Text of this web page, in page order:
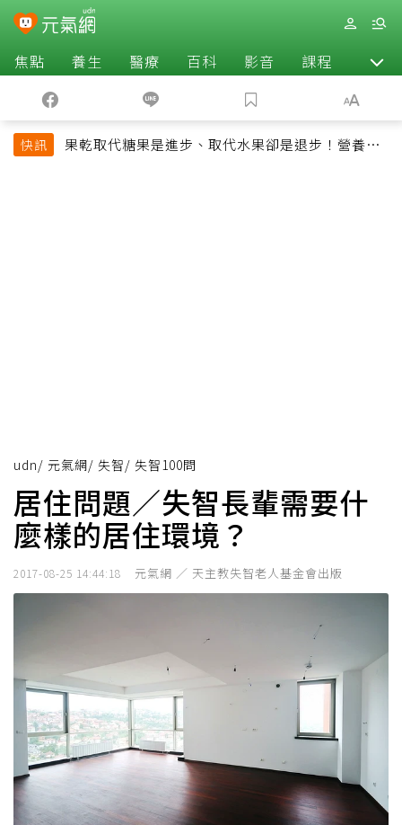
焦點 養生 醫療 百科 影音 課程 退休
快訊
果乾取代糖果是進步、取代水果卻是退步！營養師
udn/ 元氣網/ 失智/ 失智100問
居住問題／失智長輩需要什
麼樣的居住環境？
2017-08-25 14:44:18 元氣網 ／ 天主教失智老人基金會出版